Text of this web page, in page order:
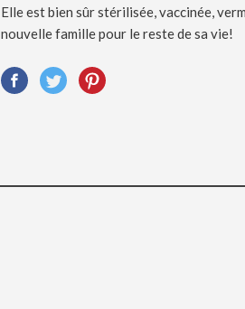
Elle est bien sûr stérilisée, vaccinée,
nouvelle famille pour le reste de sa vie!